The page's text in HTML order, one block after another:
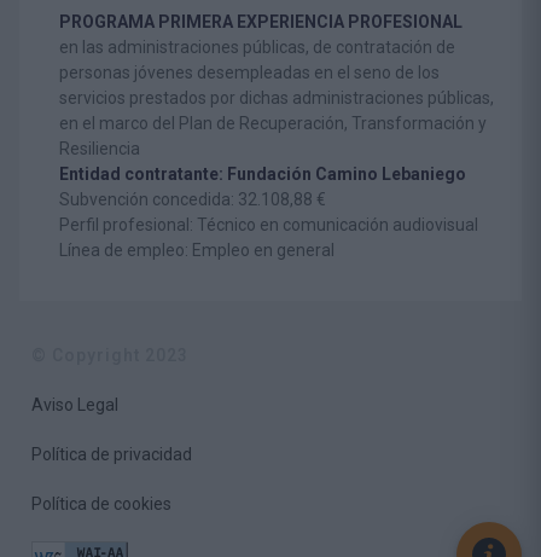
PROGRAMA PRIMERA EXPERIENCIA PROFESIONAL
en las administraciones públicas, de contratación de
personas jóvenes desempleadas en el seno de los
servicios prestados por dichas administraciones públicas,
en el marco del Plan de Recuperación, Transformación y
Resiliencia
Entidad contratante: Fundación Camino Lebaniego
Subvención concedida: 32.108,88 €
Perfil profesional: Técnico en comunicación audiovisual
Línea de empleo: Empleo en general
Aviso Legal
Política de privacidad
Política de cookies